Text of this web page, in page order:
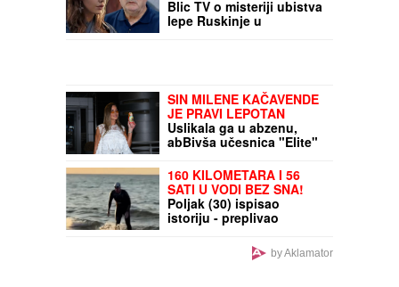
bira ovo rešenje kad
menja prozore: Ovo su
kao iz poslastičarnice, a
pravi se kod kuće za tili
čas